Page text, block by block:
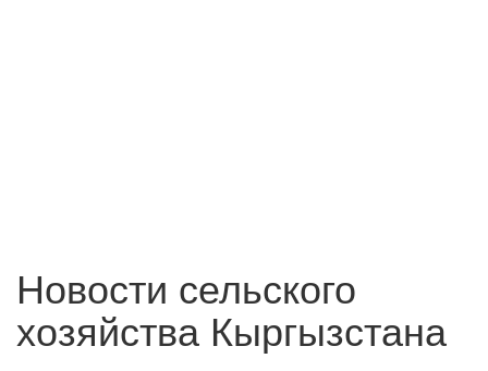
Новости сельского
хозяйства Кыргызстана